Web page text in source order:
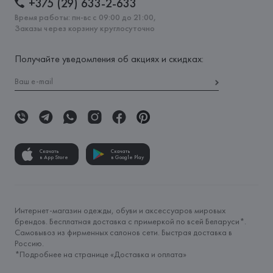
Время работы: пн-вс с 09:00 до 21:00,
Заказы через корзину круглосуточно
Получайте уведомления об акциях и скидках:
Скачать
в App Store
Скачать
в Google Play
Интернет-магазин одежды, обуви и аксессуаров мировых
брендов. Бесплатная доставка с примеркой по всей Беларуси*.
Самовывоз из фирменных салонов сети. Быстрая доставка в
Россию.
*Подробнее на странице «Доставка и оплата»